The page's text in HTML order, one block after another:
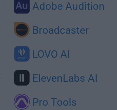
Adobe Audition
Broadcaster
LOVO AI
ElevenLabs AI
Pro Tools